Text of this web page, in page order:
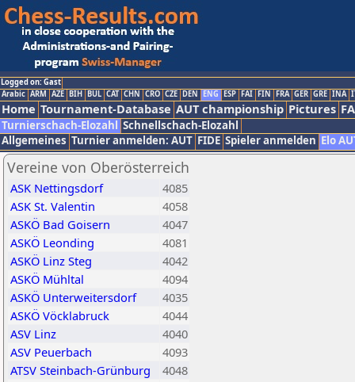
Logged on: Gast
Arabic ARM AZE BIH BUL CAT CHN CRO CZE DEN ENG ESP FAI FIN FRA GER GRE INA
Home Tournament-Database AUT championship Pictures
Turnierschach-Elozahl Schnellschach-Elozahl
Allgemeines Turnier anmelden: AUT FIDE Spieler anmelden Elo
Vereine von Oberösterreich
ASK Nettingsdorf
4085
ASK St. Valentin
4058
ASKÖ Bad Goisern
4047
ASKÖ Leonding
4081
ASKÖ Linz Steg
4042
ASKÖ Mühltal
4094
ASKÖ Unterweitersdorf
4035
ASKÖ Vöcklabruck
4044
ASV Linz
4040
ASV Peuerbach
4093
ATSV Steinbach-Grünburg
4048